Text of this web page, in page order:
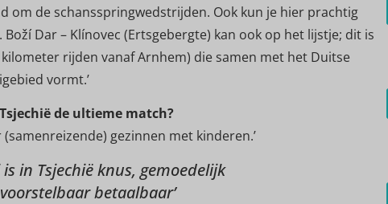
om de schansspringwedstrijden. Ook kun je hier prachtig
Dar – Klínovec (Ertsgebergte) kan ook op het lijstje; dit is
rijden vanaf Arnhem) die samen met het Duitse
vormt.’
de ultieme match?
gezinnen met kinderen.’
is in Tsjechië knus, gemoedelijk
betaalbaar’